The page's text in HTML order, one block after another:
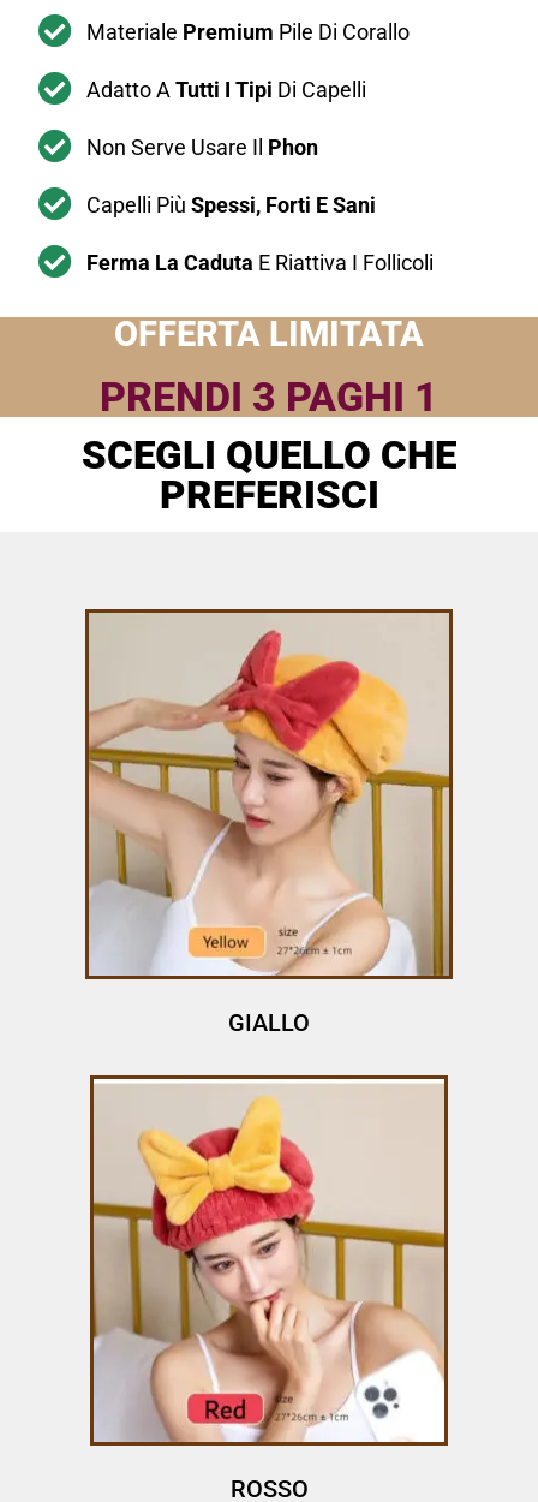
Materiale Premium Pile Di Corallo
Adatto A Tutti I Tipi Di Capelli
Non Serve Usare Il Phon
Capelli Più Spessi, Forti E Sani
Ferma La Caduta E Riattiva I Follicoli
OFFERTA LIMITATA
PRENDI 3 PAGHI 1
SCEGLI QUELLO CHE
PREFERISCI
GIALLO
ROSSO